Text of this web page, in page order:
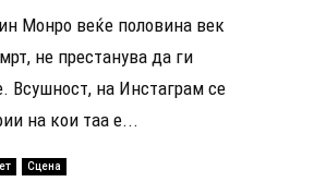
Монро веќе половина век
не престанува да ги
Всушност, на Инстаграм се
на кои таа е...
Сцена